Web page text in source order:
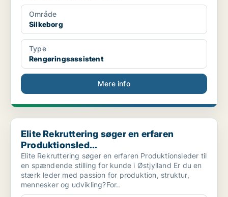
Område
Silkeborg
Type
Rengøringsassistent
Mere info
Elite Rekruttering søger en erfaren Produktionsled...
Elite Rekruttering søger en erfaren
Produktionsled...
Elite Rekruttering søger en erfaren Produktionsleder til
en spændende stilling for kunde i Østjylland Er du en
stærk leder med passion for produktion, struktur,
mennesker og udvikling?For..